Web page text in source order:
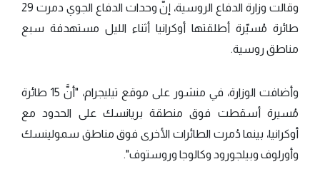
وقالت وزارة الدفاع الروسية، إنَّ وحدات الدفاع الجوي دمرت 29
طائرة مُسيّرة أطلقتها أوكرانيا أثناء الليل مستهدفة سبع
مناطق روسية.
وأضافت الوزارة، في منشور على موقع تيليجرام، "أنَّ 15 طائرة
مُسيرة أسقطت فوق منطقة بريانسك على الحدود مع
أوكرانيا، بينما دُمرت الطائرات الأخرى فوق مناطق سمولينسك
وأورلوف وبيلجورود وكالوجا وروستوف".